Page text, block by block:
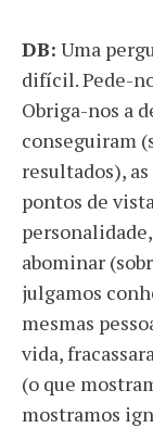
DB: Uma
difícil. Pede-
Obriga-nos a
conseguiram
resultados),
pontos de
abominar
julgamos
mesmas
vida,
(o que
mostramos